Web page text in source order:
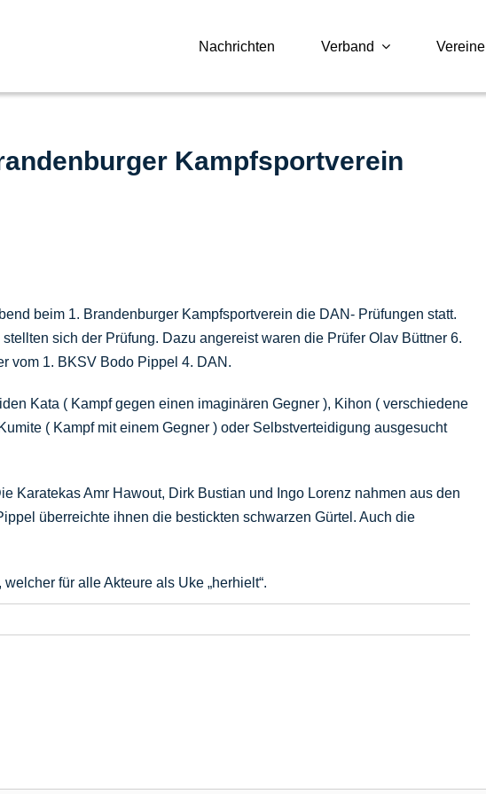
Nachrichten Verband Vereine
Kampfsportverein
beim 1. Brandenburger Kampfsportverein die DAN- Prüfungen statt.
sich der Prüfung. Dazu angereist waren die Prüfer Olav Büttner 6.
vom 1. BKSV Bodo Pippel 4. DAN.
Kata ( Kampf gegen einen imaginären Gegner ), Kihon ( verschiedene
( Kampf mit einem Gegner ) oder Selbstverteidigung ausgesucht
Karatekas Amr Hawout, Dirk Bustian und Ingo Lorenz nahmen aus den
überreichte ihnen die bestickten schwarzen Gürtel. Auch die
für alle Akteure als Uke „herhielt“.